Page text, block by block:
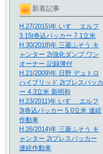
新着記事
H.27(2015)年 いすゞ エルフ
3.15t巻込パッカー 7.1立米
H.30(2018)年 三菱ふそう キ
ャンター 2t強化ダンプ ワン
オーナー 記録簿付
H.21(2009)年 日野 デュトロ
ハイブリッド 2tプレスパッカ
ー 4.3立米 新明和
H.23(2011)年 いすゞ エルフ
3t巻込パッカー 5.0立米 連続
作動車
H.26(2014)年 三菱ふそう キ
ャンター 2tプレスパッカー
連続作動車